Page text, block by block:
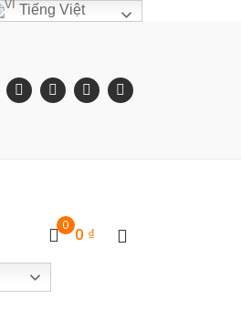
0 0 ₫
Tiếng Việt